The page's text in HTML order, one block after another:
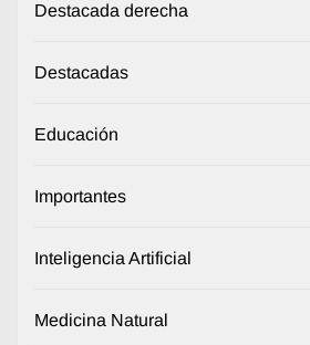
Destacada derecha
Destacadas
Educación
Importantes
Inteligencia Artificial
Medicina Natural